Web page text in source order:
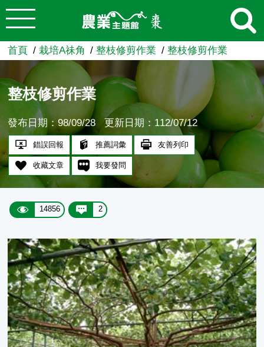
跳到主要內容
農業知識入口網
首頁 栽培A祙角 整枝修剪作業 整枝修剪作業
整枝修剪作業
發布日期：98/09/28 更新日期：112/07/12
錯誤回報 推薦詞彙 友善列印
收藏文章 我要發問
14856 2